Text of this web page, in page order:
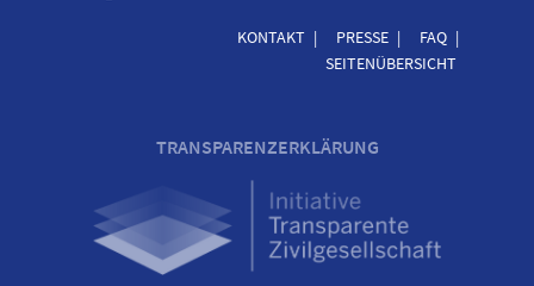
KONTAKT PRESSE
FAQ
SEITENÜBERSICHT
TRANSPARENZERKLÄRUNG